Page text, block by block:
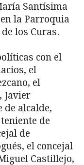
Santísima
la Parroquia
los Curas.
con el
el
el
Javier
de alcalde,
de
de
el concejal
Castillejo,